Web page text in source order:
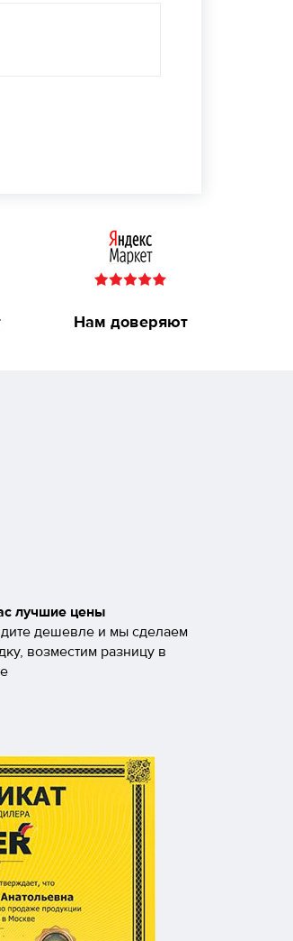
Нам доверяют
лучшие цены
дешевле и мы сделаем
возместим разницу в